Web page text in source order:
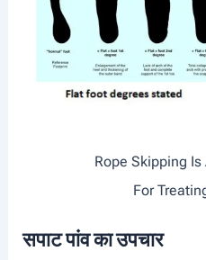
Rope Skipping Is
For
सपाट पांव का उपचार